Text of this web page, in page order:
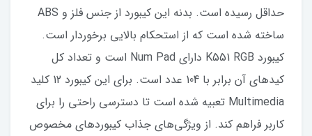
حداقل رسیده است. بدنه این کیبورد از جنس فلز و ABS
ساخته شده است که از استحکام بالایی برخوردار است.
کیبورد K551 RGB دارای Num Pad است و تعداد کل
کیدهای آن برابر با 104 عدد است. برای این کیبورد 12 کلید
Multimedia تعبیه شده است تا دسترسی راحتی را برای
کاربر فراهم کند. از ویژگی‌های جذاب کیبوردهای مخصوص